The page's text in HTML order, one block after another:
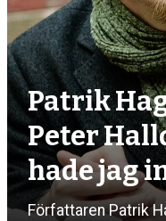
Patrik
Peter
hade jag
Författaren Patrik